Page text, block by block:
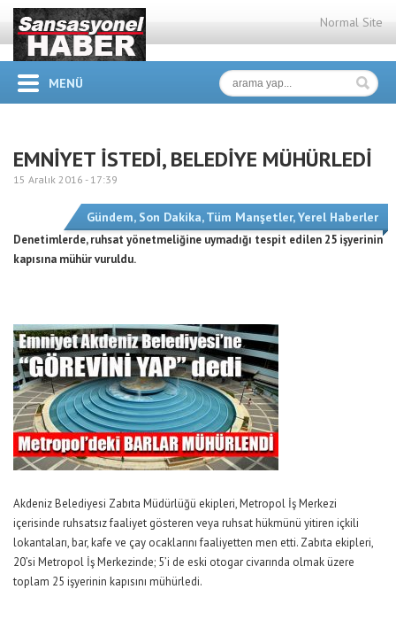
Normal Site
MENÜ
EMNİYET İSTEDİ, BELEDİYE MÜHÜRLEDİ
15 Aralık 2016 - 17:39
Gündem, Son Dakika,Tüm Manşetler,Yerel Haberler
Denetimlerde, ruhsat yönetmeliğine uymadığı tespit edilen 25 işyerinin
kapısına mühür vuruldu.
Akdeniz Belediyesi Zabıta Müdürlüğü ekipleri, Metropol İş Merkezi
içerisinde ruhsatsız faaliyet gösteren veya ruhsat hükmünü yitiren içkili
lokantaları, bar, kafe ve çay ocaklarını faaliyetten men etti. Zabıta ekipleri,
20’si Metropol İş Merkezinde; 5’i de eski otogar civarında olmak üzere
toplam 25 işyerinin kapısını mühürledi.